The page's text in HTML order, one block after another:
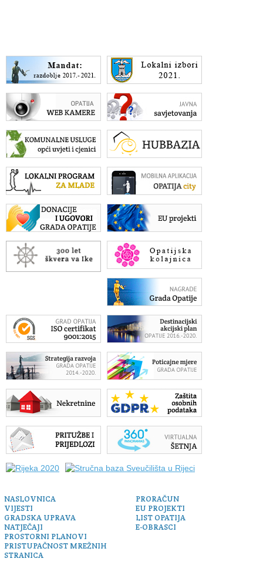
NASLOVNICA
VIJESTI
GRADSKA UPRAVA
NATJEČAJI
PROSTORNI PLANOVI
PRISTUPAČNOST MREŽNIH
STRANICA
PRORAČUN
EU PROJEKTI
LIST OPATIJA
E-OBRASCI